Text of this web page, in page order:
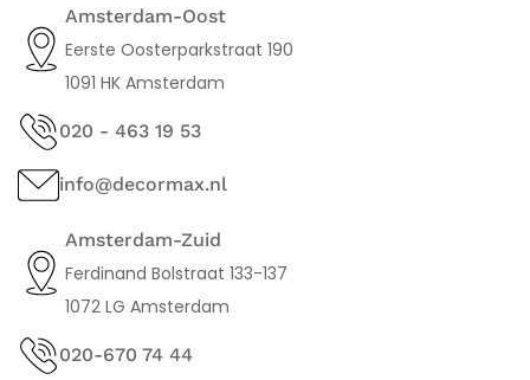
Amsterdam-Oost
Eerste Oosterparkstraat 190
1091 HK Amsterdam
020 - 463 19 53
info@decormax.nl
Amsterdam-Zuid
Ferdinand Bolstraat 133-137
1072 LG Amsterdam
020-670 74 44